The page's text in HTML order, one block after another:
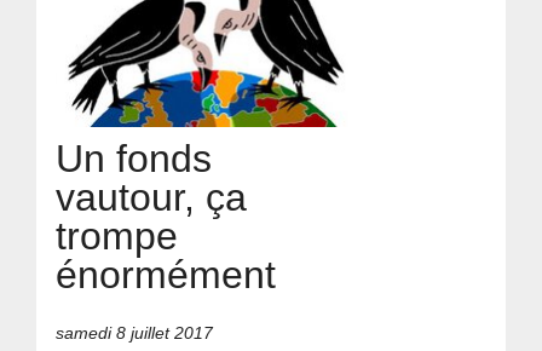
Un fonds
vautour, ça
trompe
énormément
samedi 8 juillet 2017